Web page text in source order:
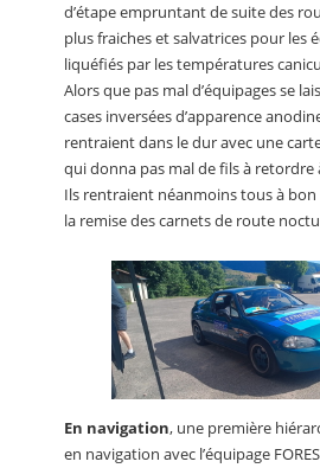
d’étape empruntant de suite des
plus fraiches et salvatrices pour les
liquéfiés par les températures
Alors que pas mal d’équipages se
cases inversées d’apparence
rentraient dans le dur avec une
qui donna pas mal de fils à retordre
Ils rentraient néanmoins tous à
la remise des carnets de route
En navigation, une première
en navigation avec l’équipage